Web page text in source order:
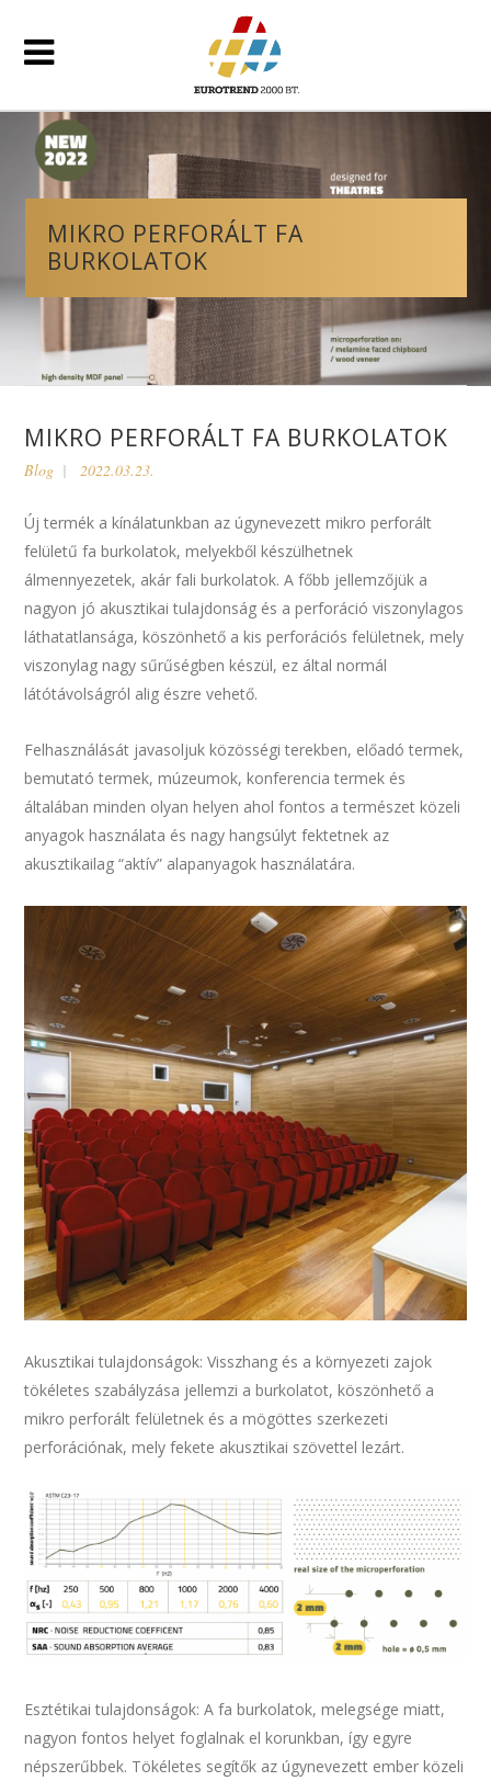
MIKRO PERFORÁLT FA
BURKOLATOK
MIKRO PERFORÁLT FA BURKOLATOK
Blog 2022.03.23.
Új termék a kínálatunkban az úgynevezett mikro perforált
felületű fa burkolatok, melyekből készülhetnek
álmennyezetek, akár fali burkolatok. A főbb jellemzőjük a
nagyon jó akusztikai tulajdonság és a perforáció viszonylagos
láthatatlansága, köszönhető a kis perforációs felületnek, mely
viszonylag nagy sűrűségben készül, ez által normál
látótávolságról alig észre vehető.
Felhasználását javasoljuk közösségi terekben, előadó termek,
bemutató termek, múzeumok, konferencia termek és
általában minden olyan helyen ahol fontos a természet közeli
anyagok használata és nagy hangsúlyt fektetnek az
akusztikailag “aktív” alapanyagok használatára.
Akusztikai tulajdonságok: Visszhang és a környezeti zajok
tökéletes szabályzása jellemzi a burkolatot, köszönhető a
mikro perforált felületnek és a mögöttes szerkezeti
perforációnak, mely fekete akusztikai szövettel lezárt.
Esztétikai tulajdonságok: A fa burkolatok, melegsége miatt,
nagyon fontos helyet foglalnak el korunkban, így egyre
népszerűbbek. Tökéletes segítők az úgynevezett ember közeli